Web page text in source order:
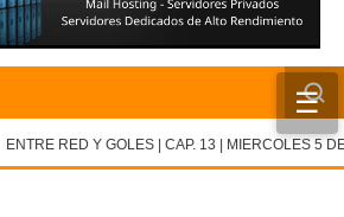
☰
ENTRE RED Y GOLES | CAP. 13 | MIERCOLES 5 DE